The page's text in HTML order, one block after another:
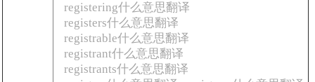
registering什么意思翻译
registers什么意思翻译
registrable什么意思翻译
registrant什么意思翻译
registrants什么意思翻译